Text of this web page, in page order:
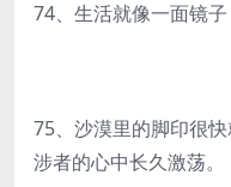
74、生活就像一面镜子
75、沙漠里的脚印很
涉者的心中长久激荡。